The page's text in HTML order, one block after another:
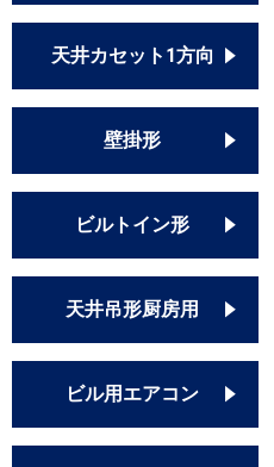
天井カセット1方向
壁掛形
ビルトイン形
天井吊形厨房用
ビル用エアコン